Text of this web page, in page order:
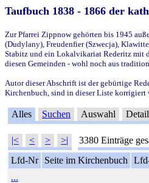
Taufbuch 1838 - 1866 der
Zur Pfarrei Zippnow gehörten bis 1945
(Dudylany), Freudenfier (Szwecja),
Stabitz und ein Lokalvikariat Rederitz mit
diesen Gemeinden - wohl noch aus
Autor dieser Abschrift ist der gebürtige
Kirchenbuch, sind in dieser Liste korrigiert
Alles Suchen Auswahl Detail
|< < > >| 3380 Einträge
Lfd-Nr
Seite im Kirchenbuch
...